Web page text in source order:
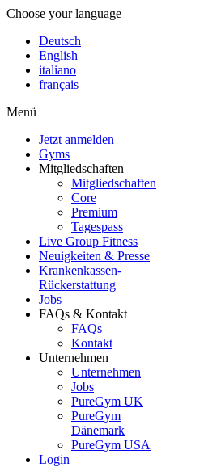
Choose your language
Deutsch
English
italiano
français
Menü
Jetzt anmelden
Gyms
Mitgliedschaften
Mitgliedschaften
Core
Premium
Tagespass
Live Group Fitness
Neuigkeiten & Presse
Krankenkassen-
Rückerstattung
Jobs
FAQs & Kontakt
FAQs
Kontakt
Unternehmen
Unternehmen
Jobs
PureGym UK
PureGym
Dänemark
PureGym USA
Login